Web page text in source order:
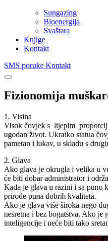
Sungazing
Bioenergija
Svaštara
Knjige
Kontakt
SMS poruke Kontakt
Fizionomija
1. Visina
Visok čovjek s lijepim
ugodan život. Ukratko statua
pametan i lukav, u skladu s
2. Glava
Ako glava je okrugla i velika u
će biti dobar administrator i
Kada je glava u razini i sa puno
prirode puna dobrih kvaliteta.
Ako je glava više široka nego
nesretna i bez bogatstva. Ako je
inteligencije i neće biti tako